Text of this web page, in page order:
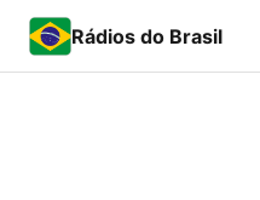
Rádios do Brasil